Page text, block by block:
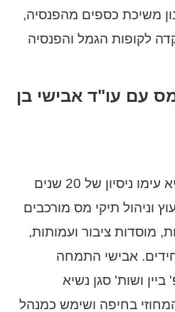
משיכת כספים מהפנסיה,
לקופות הגמל והפנסיה
מס עם עו"ד אבישי בן
עו"ד אבישי בן יצחק מביא עימו ניסיון של 20 שנים
וניהול תיקי מס מורכבים
מוסדות ציבור ועמותות,
אבישי התמחה
ושות' סגן נשיא
בחיפה ושימש כמנהל